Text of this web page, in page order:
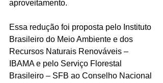
aproveitamento.
Essa redução foi proposta pelo Instituto
Brasileiro do Meio Ambiente e dos
Recursos Naturais Renováveis –
IBAMA e pelo Serviço Florestal
Brasileiro – SFB ao Conselho Nacional